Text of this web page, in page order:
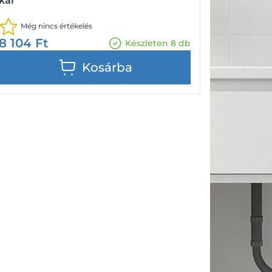
Még nincs értékelés
104 Ft Készleten 8 db
Kosárba